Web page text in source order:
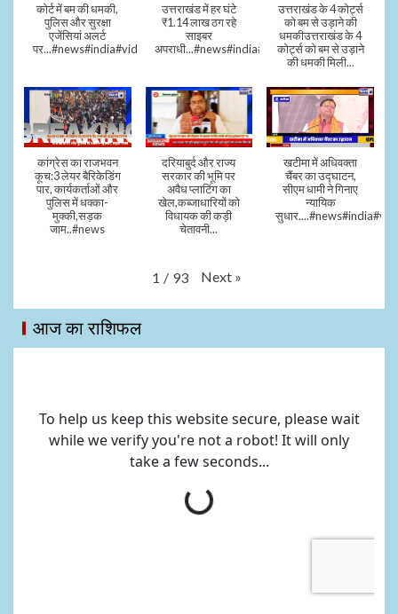
कोर्ट में बम की धमकी,
पुलिस और सुरक्षा
एजेंसियां अलर्ट
पर...#news#india#video#viral
उत्तराखंड में हर घंटे
₹1.14 लाख ठग रहे
साइबर
अपराधी...#news#india#video#viral
उत्तराखंड के 4 कोर्ट्स
को बम से उड़ाने की
धमकीउत्तराखंड के 4
कोर्ट्स को बम से उड़ाने
की धमकी मिली...
कांग्रेस का राजभवन
कूच:3 लेयर बैरिकेडिंग
पार, कार्यकर्ताओं और
पुलिस में धक्का-
मुक्की,सड़क
जाम..#news
दरियाबुर्द और राज्य
सरकार की भूमि पर
अवैध प्लाटिंग का
खेल,कब्जाधारियों को
विधायक की कड़ी
चेतावनी...
खटीमा में अधिवक्ता
चैंबर का उद्घाटन,
सीएम धामी ने गिनाए
न्यायिक
1 / 93 Next »
आज का राशिफल